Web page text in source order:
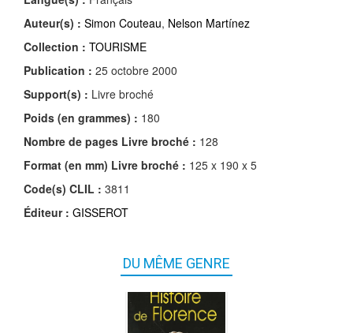
Auteur(s) : Simon Couteau, Nelson Martínez
Collection : TOURISME
Publication : 25 octobre 2000
Support(s) : Livre broché
Poids (en grammes) : 180
Nombre de pages Livre broché : 128
Format (en mm) Livre broché : 125 x 190 x 5
Code(s) CLIL : 3811
Éditeur : GISSEROT
DU MÊME GENRE